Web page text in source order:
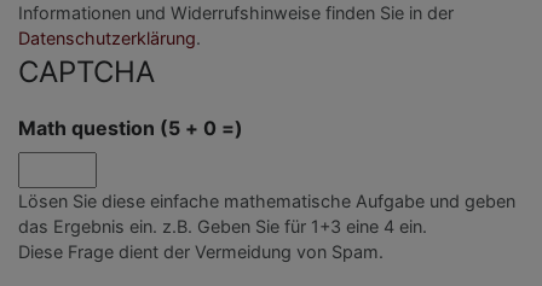
Informationen und Widerrufshinweise finden Sie in der
Datenschutzerklärung.
CAPTCHA
Math question (5 + 0 =)
Lösen Sie diese einfache mathematische Aufgabe und geben
das Ergebnis ein. z.B. Geben Sie für 1+3 eine 4 ein.
Diese Frage dient der Vermeidung von Spam.